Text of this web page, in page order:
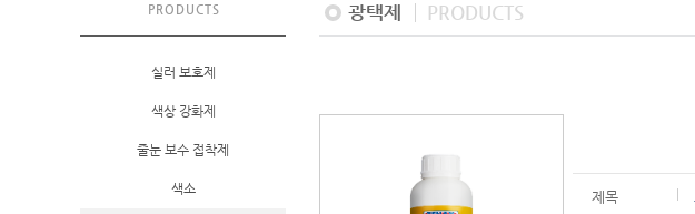
PRODUCTS
실러 보호제
색상 강화제
줄눈 보수 접착제
색소
광택제 PRODUCTS
제목